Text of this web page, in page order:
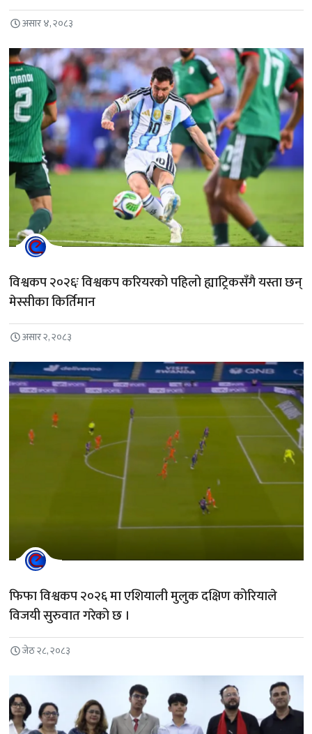
असार ४, २०८३
विश्वकप २०२६ः विश्वकप करियरको पहिलो ह्याट्रिकसँगै यस्ता छन्
मेस्सीका किर्तिमान
असार २, २०८३
फिफा विश्वकप २०२६ मा एशियाली मुलुक दक्षिण कोरियाले
विजयी सुरुवात गरेको छ ।
जेठ २८, २०८३